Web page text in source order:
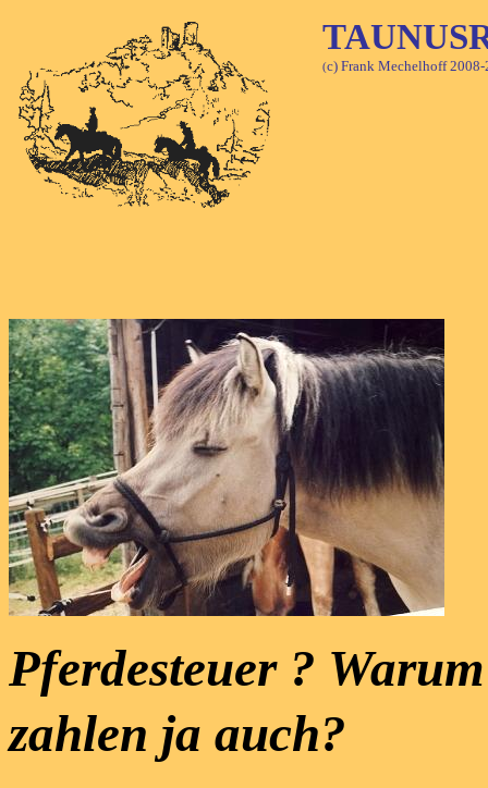
(c) Frank Mechelhoff
Pferdesteuer ?
zahlen ja auch?